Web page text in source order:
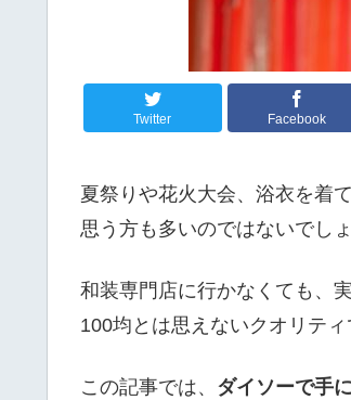
Twitter Facebook
夏祭りや花火大会、浴衣を着
思う方も多いのではないでしょ
和装専門店に行かなくても、
100均とは思えないクオリテ
この記事では、 ダイソーで手